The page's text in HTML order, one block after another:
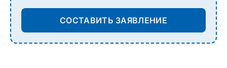
СОСТАВИТЬ ЗАЯВЛЕНИЕ